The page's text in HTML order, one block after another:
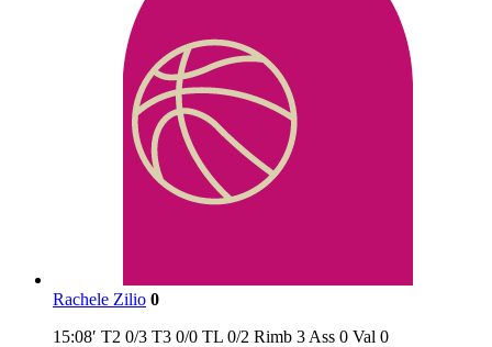
Rachele Zilio 0
15:08′ T2 0/3 T3 0/0 TL 0/2 Rimb 3 Ass 0 Val 0